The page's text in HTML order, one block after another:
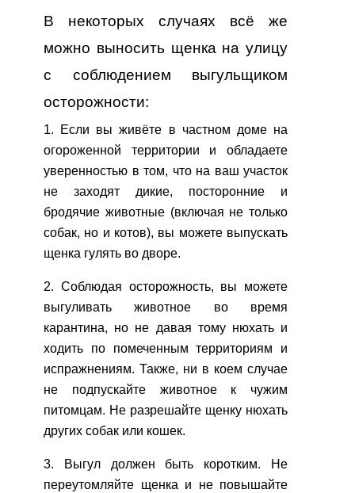
В некоторых случаях всё же
можно выносить щенка на улицу
с соблюдением выгульщиком
осторожности:
1. Если вы живёте в частном доме на
огороженной территории и обладаете
уверенностью в том, что на ваш участок
не заходят дикие, посторонние и
бродячие животные (включая не только
собак, но и котов), вы можете выпускать
щенка гулять во дворе.
2. Соблюдая осторожность, вы можете
выгуливать животное во время
карантина, но не давая тому нюхать и
ходить по помеченным территориям и
испражнениям. Также, ни в коем случае
не подпускайте животное к чужим
питомцам. Не разрешайте щенку нюхать
других собак или кошек.
3. Выгул должен быть коротким. Не
переутомляйте щенка и не повышайте